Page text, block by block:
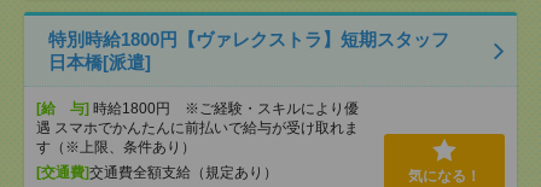
特別時給1800円【ヴァレクストラ】短期スタッフ
日本橋[派遣]
[給 与] 時給1800円 ※ご経験・スキルにより優
遇 スマホでかんたんに前払いで給与が受け取れま
す（※上限、条件あり）
[交通費]交通費全額支給（規定あり）
気になる！